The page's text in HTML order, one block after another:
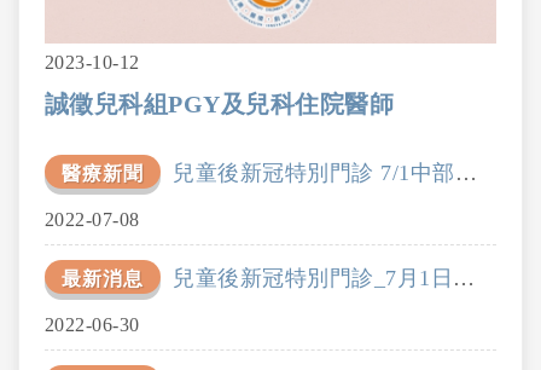
2023-10-12
誠徵兒科組PGY及兒科住院醫師
醫療新聞 兒童後新冠特別門診 7/1中部率先開放
2022-07-08
最新消息 兒童後新冠特別門診_7月1日開放掛號
2022-06-30